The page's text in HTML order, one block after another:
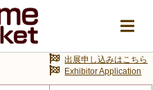
出展申し込みはこちら
Exhibitor Application